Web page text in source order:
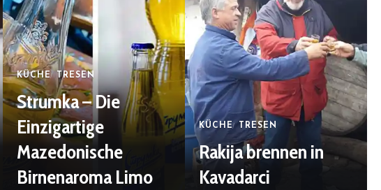
KÜCHE TRESEN
Strumka – Die
Einzigartige
Mazedonische
Birnenaroma Limo
KÜCHE TRESEN
Rakija brennen in
Kavadarci